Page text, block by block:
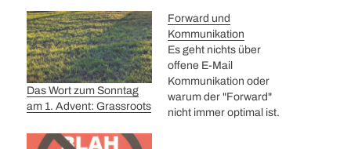
Das Wort zum Sonntag
am 1. Advent: Grassroots
Forward und
Kommunikation
Es geht nichts über
offene E-Mail
Kommunikation oder
warum der "Forward"
nicht immer optimal ist.